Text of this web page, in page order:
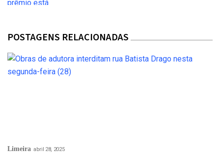
POSTAGENS RELACIONADAS
Limeira abril 28, 2025